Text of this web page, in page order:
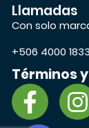
Llamadas
Con solo
+506 4000 1833
Términos
F
a
I
n